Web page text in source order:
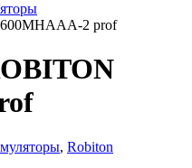
2 prof
, Robiton